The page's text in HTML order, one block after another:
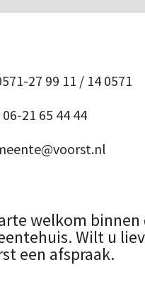
27 99 11 / 14 0571
21 65 44 44
welkom
Wilt u
een afspraak.